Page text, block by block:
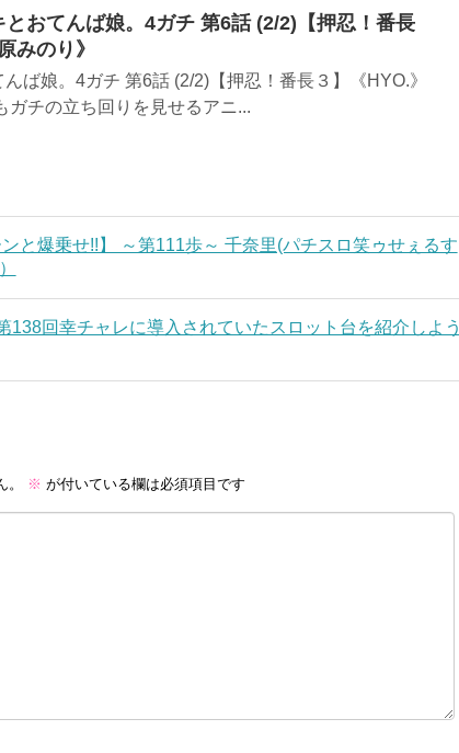
おてんば娘。4ガチ 第6話 (2/2)【押忍！番長
みのり》
ば娘。4ガチ 第6話 (2/2)【押忍！番長３】《HYO.》
ガチの立ち回りを見せるアニ...
と爆乗せ!!】 ～第111歩～ 千奈里(パチスロ笑ゥせぇるす
138回幸チャレに導入されていたスロット台を紹介しよう
※ が付いている欄は必須項目です